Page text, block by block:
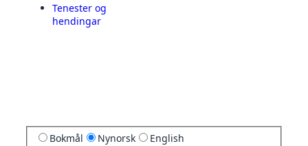
Tenester og
hendingar
Bokmål Nynorsk English